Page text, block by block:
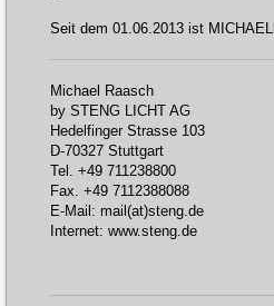
Seit dem 01.06.2013 ist MICHAEL
Michael Raasch
by STENG LICHT AG
Hedelfinger Strasse 103
D-70327 Stuttgart
Tel. +49 711238800
Fax. +49 7112388088
E-Mail: mail(at)steng.de
Internet: www.steng.de